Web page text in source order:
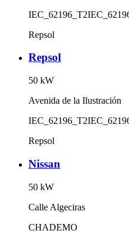
IEC_62196_T2
Repsol
Repsol
50 kW
Avenida de la Ilustración
IEC_62196_T2
Repsol
Nissan
50 kW
Calle Algeciras
CHADEMO